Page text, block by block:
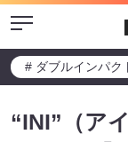
Menu
# ダブルインパク
“INI”（ア